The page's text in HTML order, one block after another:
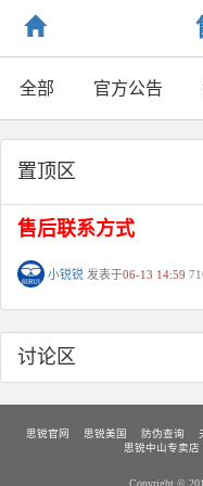
全部 官方公告
置顶区
售后联系方式
小锐锐 发表于06-13 14:59
讨论区
思锐官网 思锐美国 防伪查询
思锐中山专卖店
Copyright ©